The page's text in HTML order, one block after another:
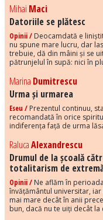
Mihai Maci
Datoriile se plătesc
Opinii / Deocamdată e
nu spune mare lucru, dar
trebuie, dă din mâini și se
pătrunjelul în supă: nici în
Marina Dumitrescu
Urma și urmarea
Eseu / Prezentul continuu,
recomandată în orice
indiferența față de urma
RalucaAlexandrescu
Drumul de la școală
totalitarism de
Opinii / Ne aflăm în
învățământul universitar,
mai mare decât în anii
bun, dacă nu te uiți decât la